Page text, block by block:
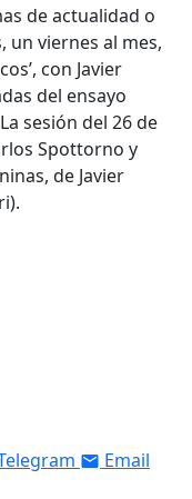
de actualidad o
un viernes al mes,
con Javier
del ensayo
sesión del 26 de
Spottorno y
de Javier
Email